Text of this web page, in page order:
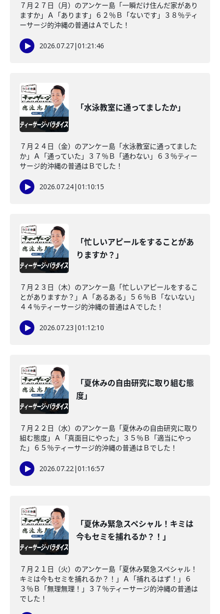
７月２７日（月）のアンケー島「一瞬だけ住んだ家があり
ますか」Ａ「あります」６２％Ｂ「ないです」３８％ティ
ーサージ的沖縄の普通はＡでした！
2026.07.27|01:21:46
「水泳教室に通ってましたか」
７月２４日（金）のアンケー島「水泳教室に通ってました
か」Ａ「通っていた」３７％Ｂ「通わない」６３％ティー
サージ的沖縄の普通はＢでした！
2026.07.24|01:10:15
「忙しいアピールをすることがあ
りますか？」
７月２３日（木）のアンケー島「忙しいアピールをするこ
とがありますか？」Ａ「あるある」５６％Ｂ「ないない」
４４％ティーサージ的沖縄の普通はＡでした！
2026.07.23 |01:12:10
「夏休みの自由研究に取り組む態
度」
７月２２日（水）のアンケー島「夏休みの自由研究に取り
組む態度」Ａ「真面目にやった」３５％Ｂ「適当にやっ
た」６５％ティーサージ的沖縄の普通はＢでした！
2026.07.22|01:16:57
「夏休み緊急スペシャル！キミは
今もセミを捕れるか？！」
７月２１日（火）のアンケー島「夏休み緊急スペシャル！
キミは今もセミを捕れるか？！」Ａ「捕れるはず！」６
３％Ｂ「無理無理！」３７％ティーサージ的沖縄の普通は
でした！